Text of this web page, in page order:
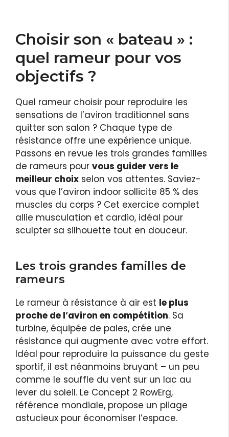
Choisir son « bateau » :
quel rameur pour vos
objectifs ?
Quel rameur choisir pour reproduire les
sensations de l’aviron traditionnel sans
quitter son salon ? Chaque type de
résistance offre une expérience unique.
Passons en revue les trois grandes familles
de rameurs pour vous guider vers le
meilleur choix selon vos attentes. Saviez-
vous que l’aviron indoor sollicite 85 % des
muscles du corps ? Cet exercice complet
allie musculation et cardio, idéal pour
sculpter sa silhouette tout en douceur.
Les trois grandes familles de
rameurs
Le rameur à résistance à air est le plus
proche de l’aviron en compétition. Sa
turbine, équipée de pales, crée une
résistance qui augmente avec votre effort.
Idéal pour reproduire la puissance du geste
sportif, il est néanmoins bruyant – un peu
comme le souffle du vent sur un lac au
lever du soleil. Le Concept 2 RowErg,
référence mondiale, propose un pliage
astucieux pour économiser l’espace.